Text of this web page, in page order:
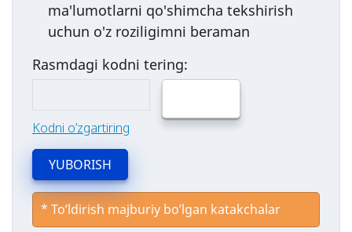
ma'lumotlarni qo'shimcha tekshirish
uchun o'z roziligimni beraman
Rasmdagi kodni tering:
Kodni o’zgartiring
YUBORISH
* To’ldirish majburiy bo’lgan katakchalar